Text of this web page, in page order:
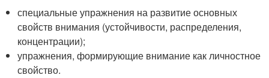
специальные упражнения на развитие основных
свойств внимания (устойчивости, распределения,
концентрации);
упражнения, формирующие внимание как личностное
свойство.